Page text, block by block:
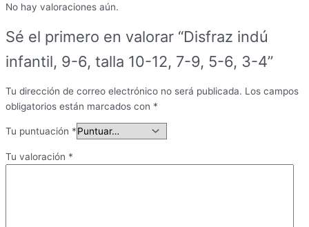
No hay valoraciones aún.
Sé el primero en valorar “Disfraz indú
infantil, 9-6, talla 10-12, 7-9, 5-6, 3-4”
Tu dirección de correo electrónico no será publicada. Los campos
obligatorios están marcados con *
Tu puntuación *
Tu valoración *